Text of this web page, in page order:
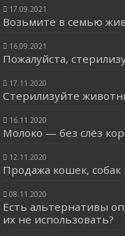
17.09.2021
Возьмите в семью
16.09.2021
Пожалуйста,
17.11.2020
Стерилизуйте
16.11.2020
Молоко — без слёз
12.11.2020
Продажа кошек,
08.11.2020
Есть альтернативы
их не использовать?